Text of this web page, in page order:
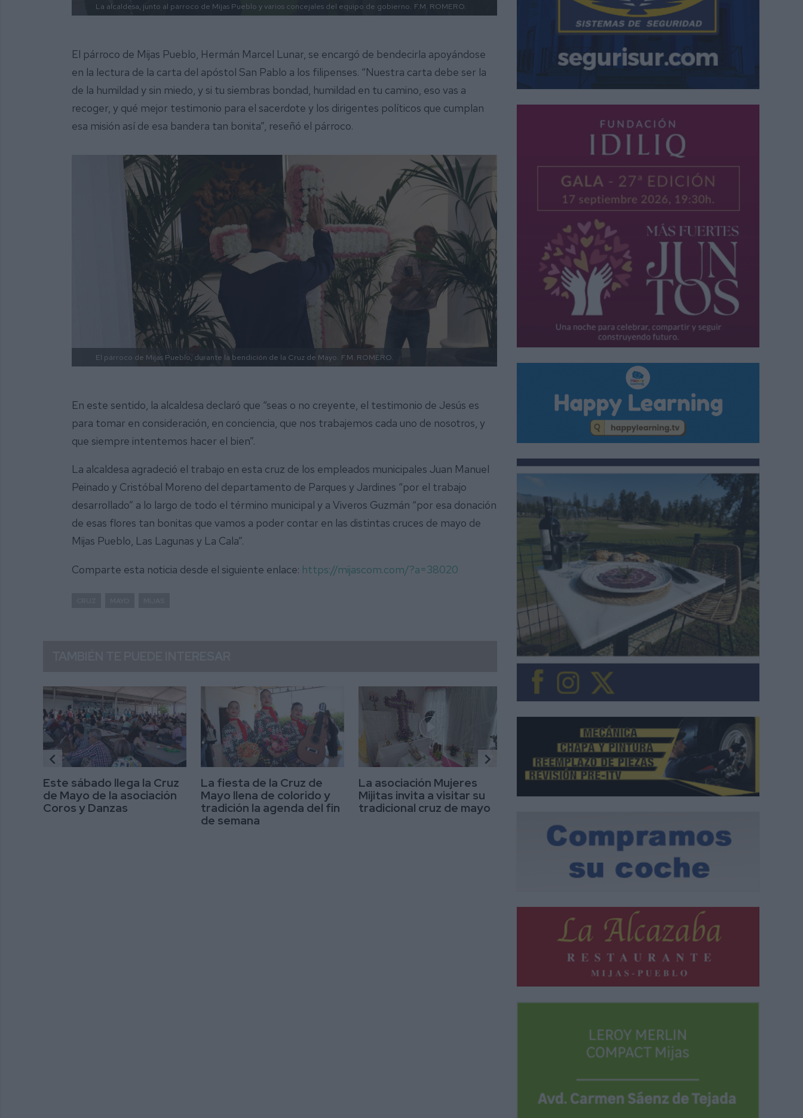
La alcaldesa, junto al párroco de Mijas Pueblo y varios concejales del equipo de gobierno. F.M. ROMERO.
El párroco de Mijas Pueblo, Hermán Marcel Lunar, se encargó de bendecirla apoyándose
en la lectura de la carta del apóstol San Pablo a los filipenses. “Nuestra carta debe ser la
de la humildad y sin miedo, y si tu siembras bondad, humildad en tu camino, eso vas a
recoger, y qué mejor testimonio para el sacerdote y los dirigentes políticos que cumplan
esa misión así de esa bandera tan bonita”, reseñó el párroco.
El párroco de Mijas Pueblo, durante la bendición de la Cruz de Mayo. F.M. ROMERO.
En este sentido, la alcaldesa declaró que “seas o no creyente, el testimonio de Jesús es
para tomar en consideración, en conciencia, que nos trabajemos cada uno de nosotros, y
que siempre intentemos hacer el bien”.
La alcaldesa agradeció el trabajo en esta cruz de los empleados municipales Juan Manuel
Peinado y Cristóbal Moreno del departamento de Parques y Jardines “por el trabajo
desarrollado” a lo largo de todo el término municipal y a Viveros Guzmán “por esa donación
de esas flores tan bonitas que vamos a poder contar en las distintas cruces de mayo de
Mijas Pueblo, Las Lagunas y La Cala”.
Comparte esta noticia desde el siguiente enlace: https://mijascom.com/?a=38020
chevron_left
Este sábado llega la Cruz
de Mayo de la asociación
Coros y Danzas
La fiesta de la Cruz de
Mayo llena de colorido y
tradición la agenda del fin
de semana
La asociación Mujeres
Mijitas invita a visitar su
tradicional cruz de mayo
Los vecinos de La Loma
se reúnen para celebrar
El Colegio Diocesano
Entrerríos celebra su
chevron_right